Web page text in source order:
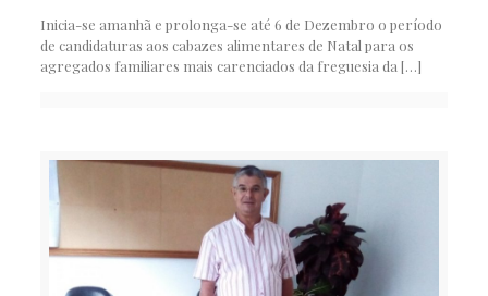
Inicia-se amanhã e prolonga-se até 6 de Dezembro o período
de candidaturas aos cabazes alimentares de Natal para os
agregados familiares mais carenciados da freguesia da […]